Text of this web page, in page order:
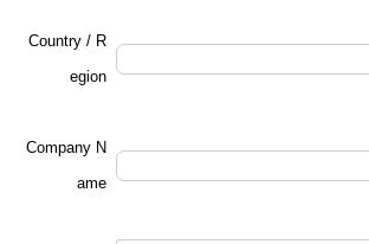
Country / R
egion
Company N
ame